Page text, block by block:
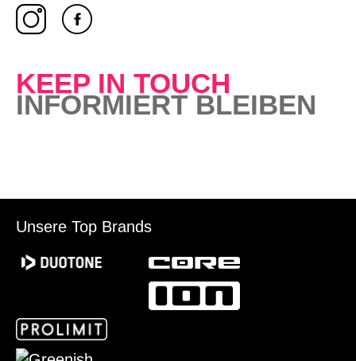
KEEP IN TOUCH
INFORMIERT BLEIBEN
Unsere Top Brands